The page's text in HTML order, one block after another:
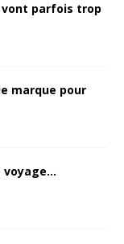
vont parfois trop
marque pour
voyage…